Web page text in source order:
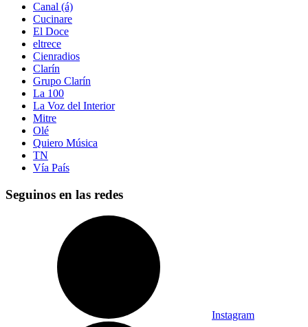
Canal (á)
Cucinare
El Doce
eltrece
Cienradios
Clarín
Grupo Clarín
La 100
La Voz del Interior
Mitre
Olé
Quiero Música
TN
Vía País
Seguinos en las redes
Instagram